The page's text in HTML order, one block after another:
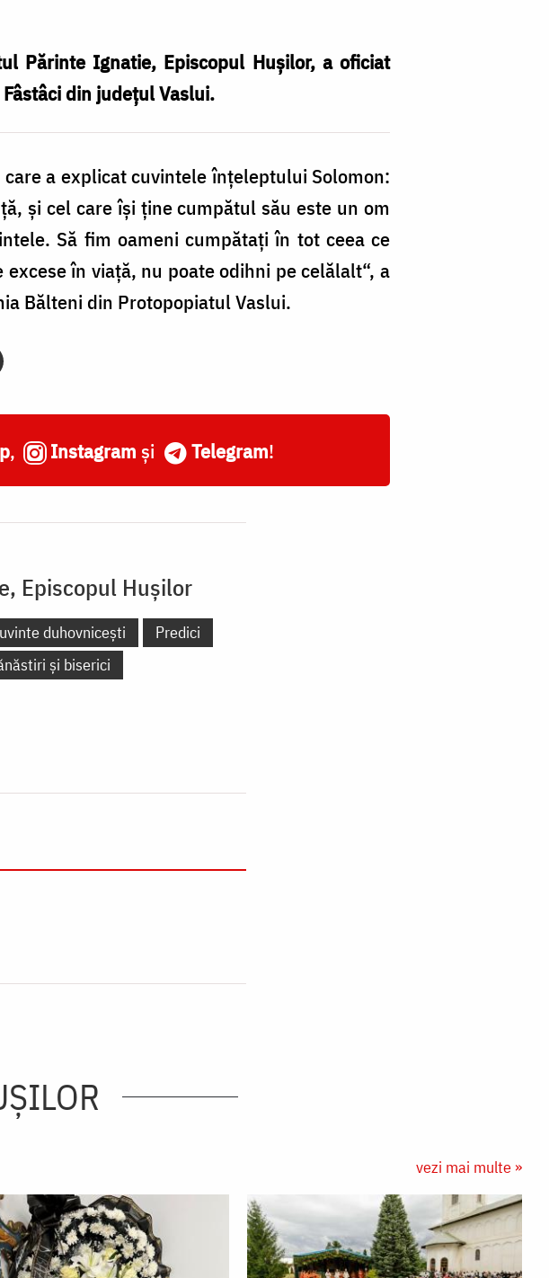
Părinte Ignatie, Episcopul Huşilor, a oficiat
din judeţul Vaslui.
a explicat cuvintele înţeleptului Solomon:
şi cel care îşi ţine cumpătul său este un om
Să fim oameni cumpătaţi în tot ceea ce
în viaţă, nu poate odihni pe celălalt“, a
Bălteni din Protopopiatul Vaslui.
, Instagram și Telegram!
Episcopul Hușilor
duhovnicești
Predici
și biserici
vezi mai multe »